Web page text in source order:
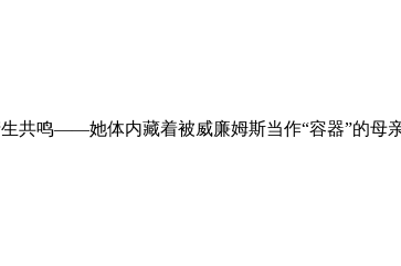
共鸣——她体内藏着被威廉姆斯当作“容器”的母